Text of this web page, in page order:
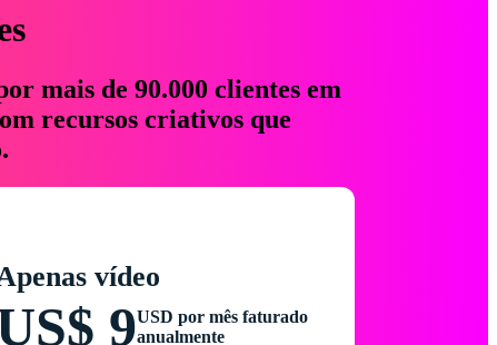
mais de 90.000 clientes em
recursos criativos que
vídeo
9USD por mês faturado
anualmente